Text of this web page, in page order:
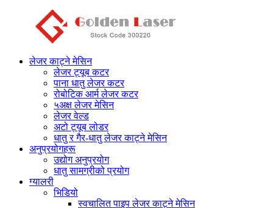
लेजर काट्ने मेसिन
लेजर ट्यूब कटर
पाना धातु लेजर कटर
रोबोटिक आर्म लेजर कटर
५अक्ष लेजर मेसिन
लेजर वेल्ड
अटो ट्यूब लोडर
धातु र गैर-धातु लेजर काट्ने मेसिन
अनुप्रयोगहरू
उद्योग अनुप्रयोग
धातु सामग्रीको प्रयोग
ग्यालरी
भिडियो
स्वचालित पाइप लेजर काट्ने मेसिन